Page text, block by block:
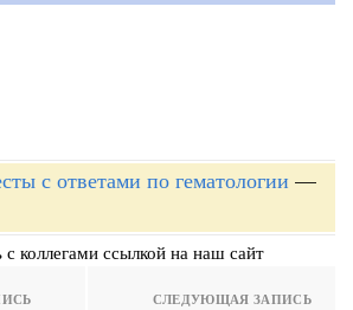
с ответами по гематологии —
с коллегами ссылкой на наш сайт
СЛЕДУЮЩАЯ ЗАПИСЬ